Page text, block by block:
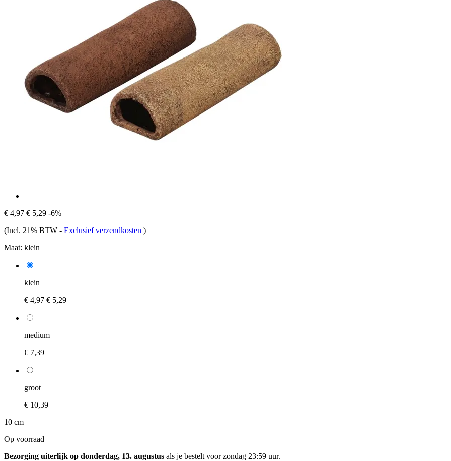
€ 4,97 € 5,29 -6%
(Incl. 21% BTW - Exclusief verzendkosten )
Maat: klein
klein
€ 4,97 € 5,29
medium
€ 7,39
groot
€ 10,39
10 cm
Op voorraad
Bezorging uiterlijk op donderdag, 13. augustus als je bestelt voorzondag 23:59 uur.